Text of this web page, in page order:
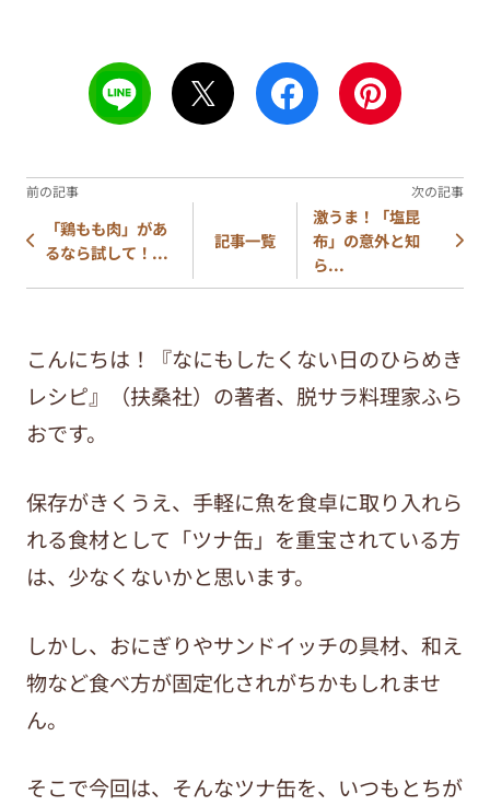
「鶏もも肉」があ
るなら試して！...
記事一覧
激うま！「塩昆
布」の意外と知
ら...
こんにちは！『なにもしたくない日のひらめき
レシピ』（扶桑社）の著者、脱サラ料理家ふら
おです。
保存がきくうえ、手軽に魚を食卓に取り入れら
れる食材として「ツナ缶」を重宝されている方
は、少なくないかと思います。
しかし、おにぎりやサンドイッチの具材、和え
物など食べ方が固定化されがちかもしれませ
ん。
そこで今回は、そんなツナ缶を、いつもとちが